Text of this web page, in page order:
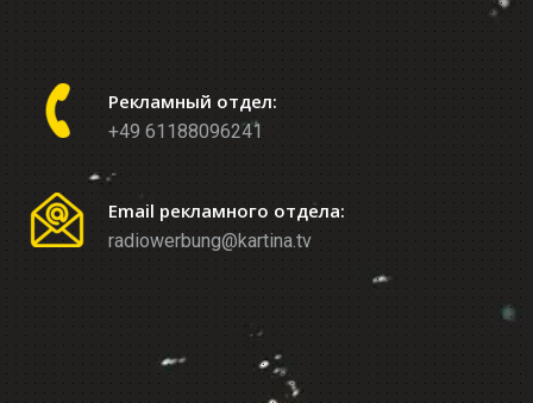
Рекламный отдел:
+49 61188096241
Email рекламного отдела:
radiowerbung@kartina.tv